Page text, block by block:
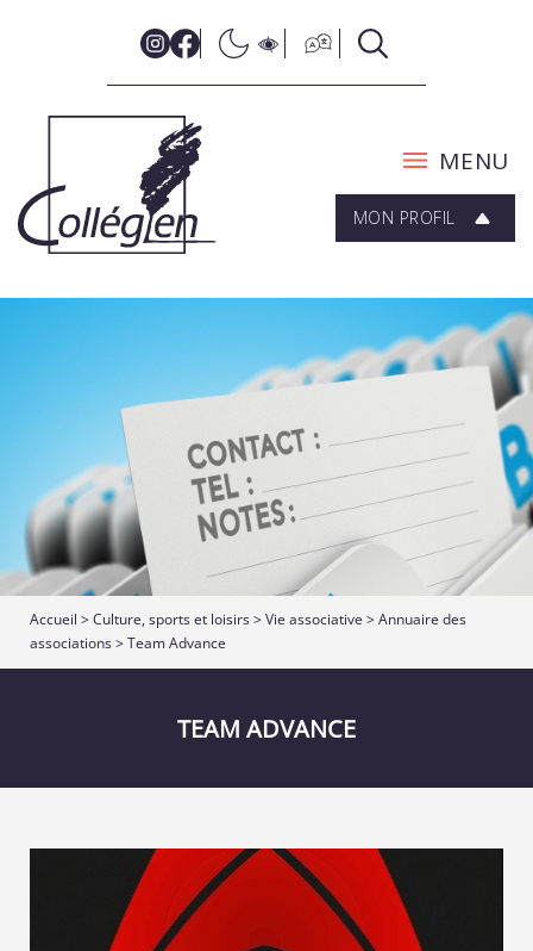
MENU
MON PROFIL
Accueil >Culture, sports et loisirs>Vie associative >Annuaire des
associations> Team Advance
TEAM ADVANCE